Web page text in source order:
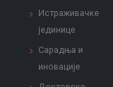
Истраживачке
јединице
Сарадња и
иновације